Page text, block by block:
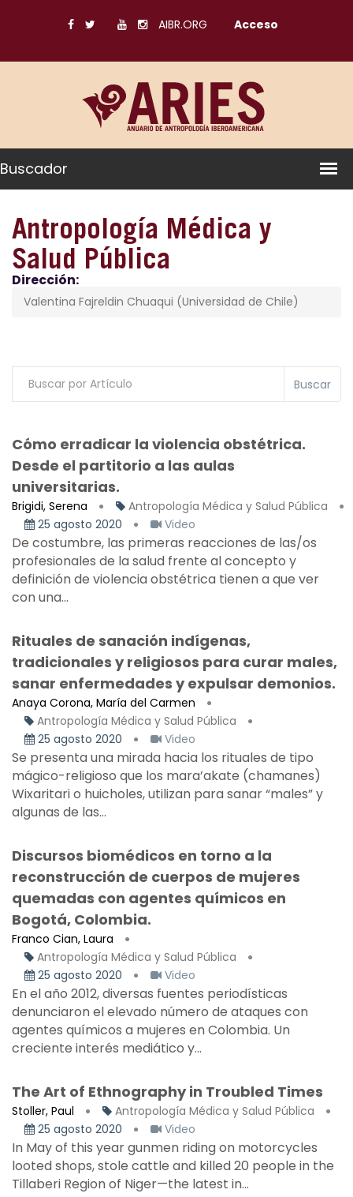
AIBR.ORG Acceso
Buscador
Antropología Médica y
Salud Pública
Dirección:
Valentina Fajreldin Chuaqui (Universidad de Chile)
Buscar
Cómo erradicar la violencia obstétrica.
Desde el partitorio a las aulas
universitarias.
Brigidi, Serena
Antropología Médica y Salud Pública
25 agosto 2020
Video
De costumbre, las primeras reacciones de las/os
profesionales de la salud frente al concepto y
definición de violencia obstétrica tienen a que ver
con una...
Rituales de sanación indígenas,
tradicionales y religiosos para curar males,
sanar enfermedades y expulsar demonios.
Anaya Corona, María del Carmen
Antropología Médica y Salud Pública
25 agosto 2020
Video
Se presenta una mirada hacia los rituales de tipo
mágico-religioso que los mara’akate (chamanes)
Wixaritari o huicholes, utilizan para sanar “males” y
algunas de las...
Discursos biomédicos en torno a la
reconstrucción de cuerpos de mujeres
quemadas con agentes químicos en
Bogotá, Colombia.
Franco Cian, Laura
Antropología Médica y Salud Pública
25 agosto 2020
Video
En el año 2012, diversas fuentes periodísticas
denunciaron el elevado número de ataques con
agentes químicos a mujeres en Colombia. Un
creciente interés mediático y...
The Art of Ethnography in Troubled Times
Stoller, Paul
Antropología Médica y Salud Pública
25 agosto 2020
Video
In May of this year gunmen riding on motorcycles
looted shops, stole cattle and killed 20 people in the
Tillaberi Region of Niger—the latest in...